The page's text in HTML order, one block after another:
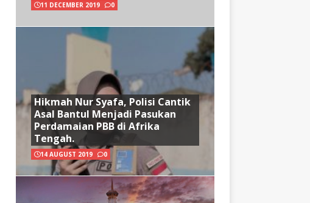
11 DECEMBER 2019 0
Hikmah Nur Syafa, Polisi Cantik
Asal Bantul Menjadi Pasukan
Perdamaian PBB di Afrika
Tengah.
14 AUGUST 2019 0